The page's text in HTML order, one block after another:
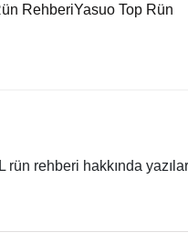
RehberiYasuo Top Rün
rün rehberi hakkında